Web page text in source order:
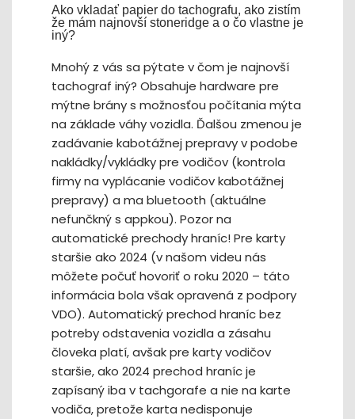
Ako vkladať papier do tachografu, ako zistím
že mám najnovší stoneridge a o čo vlastne je
iný?
Mnohý z vás sa pýtate v čom je najnovší
tachograf iný? Obsahuje hardware pre
mýtne brány s možnosťou počítania mýta
na základe váhy vozidla. Ďalšou zmenou je
zadávanie kabotážnej prepravy v podobe
nakládky/vykládky pre vodičov (kontrola
firmy na vyplácanie vodičov kabotážnej
prepravy) a ma bluetooth (aktuálne
nefunčkný s appkou). Pozor na
automatické prechody hraníc! Pre karty
staršie ako 2024 (v našom videu nás
môžete počuť hovoriť o roku 2020 – táto
informácia bola však opravená z podpory
VDO). Automatický prechod hraníc bez
potreby odstavenia vozidla a zásahu
človeka platí, avšak pre karty vodičov
staršie, ako 2024 prechod hraníc je
zapísaný iba v tachgorafe a nie na karte
vodiča, pretože karta nedisponuje